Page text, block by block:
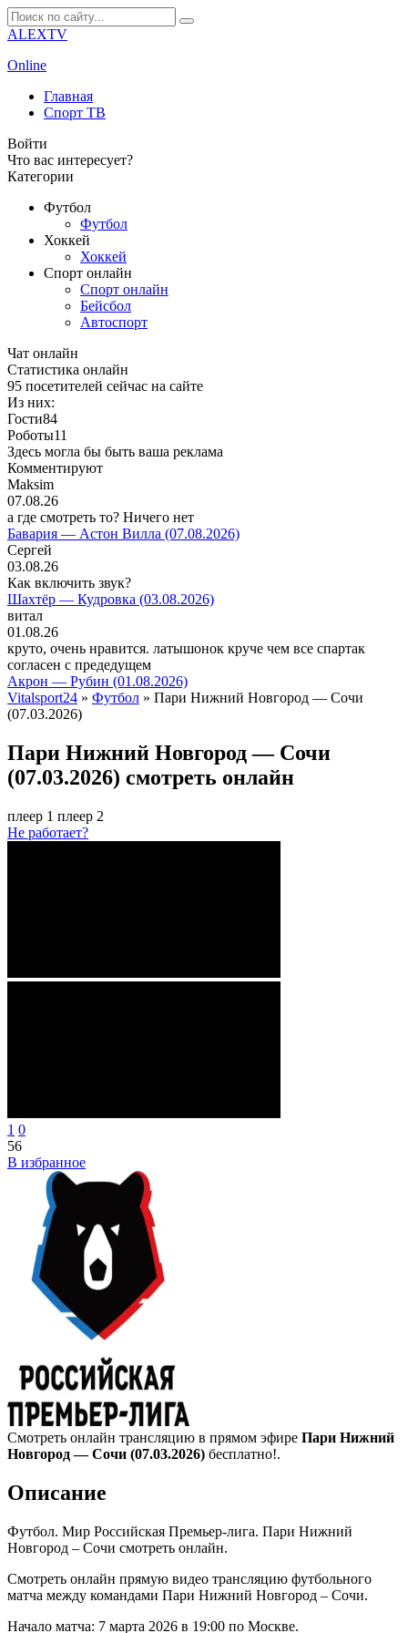
ALEXTV
Online
Главная
Спорт ТВ
Войти
Что вас интересует?
Категории
Футбол
Футбол
Хоккей
Хоккей
Спорт онлайн
Спорт онлайн
Бейсбол
Автоспорт
Чат онлайн
Cтатистика онлайн
95 посетителей сейчас на сайте
Из них:
Гости84
Роботы11
Здесь могла бы быть ваша реклама
Комментируют
Maksim
07.08.26
а где смотреть то? Ничего нет
Бавария — Астон Вилла (07.08.2026)
Сергей
03.08.26
Как включить звук?
Шахтёр — Кудровка (03.08.2026)
витал
01.08.26
круто, очень нравится. латышонок круче чем все спартак
согласен с предедущем
Акрон — Рубин (01.08.2026)
Vitalsport24 » Футбол » Пари Нижний Новгород — Сочи
(07.03.2026)
Пари Нижний Новгород — Сочи
(07.03.2026) смотреть онлайн
плеер 1 плеер 2
Не работает?
1 0
56
В избранное
Смотреть онлайн трансляцию в прямом эфире Пари Нижний
Новгород — Сочи (07.03.2026) бесплатно!.
Описание
Футбол. Мир Российская Премьер-лига. Пари Нижний
Новгород – Сочи смотреть онлайн.
Смотреть онлайн прямую видео трансляцию футбольного
матча между командами Пари Нижний Новгород – Сочи.
Начало матча: 7 марта 2026 в 19:00 по Москве.